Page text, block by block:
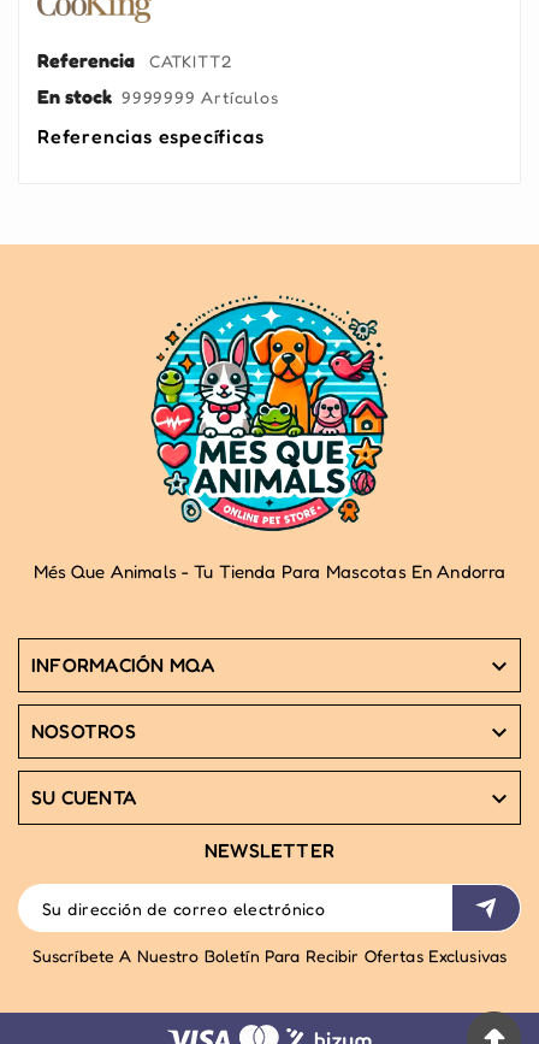
Referencia CATKITT2
En stock 9999999 Artículos
Referencias específicas
Més Que Animals - Tu Tienda Para Mascotas En Andorra
INFORMACIÓN MQA 
NOSOTROS 
SU CUENTA 
NEWSLETTER
Suscríbete A Nuestro Boletín Para Recibir Ofertas Exclusivas